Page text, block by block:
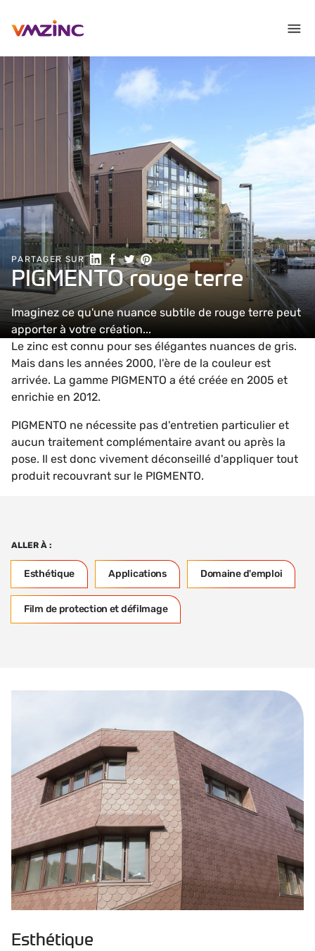
PARTAGER SUR Partager sur LinkedIn
Partager sur Facebook
Partager sur Twitter
Partager sur Pinterest
PIGMENTO rouge terre
Imaginez ce qu'une nuance subtile de rouge terre peut
apporter à votre création...
Le zinc est connu pour ses élégantes nuances de gris.
Mais dans les années 2000, l'ère de la couleur est
arrivée. La gamme PIGMENTO a été créée en 2005 et
enrichie en 2012.
PIGMENTO ne nécessite pas d'entretien particulier et
aucun traitement complémentaire avant ou après la
pose. Il est donc vivement déconseillé d'appliquer tout
produit recouvrant sur le PIGMENTO.
ALLER À :
Esthétique Applications Domaine d'emploi
Film de protection et défilmage
Esthétique